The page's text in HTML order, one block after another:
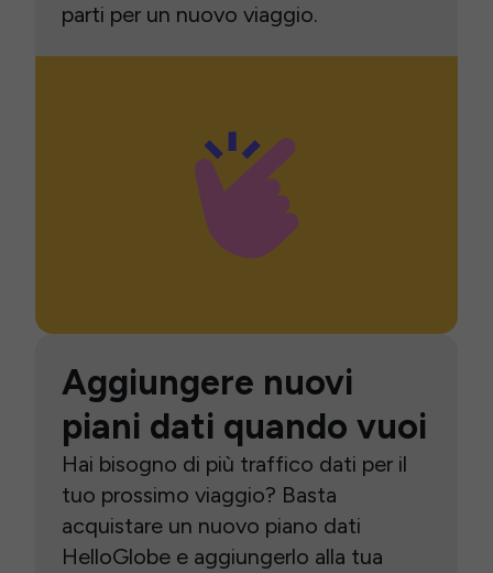
parti per un nuovo viaggio.
Aggiungere nuovi
piani dati quando vuoi
Hai bisogno di più traffico dati per il
tuo prossimo viaggio? Basta
acquistare un nuovo piano dati
HelloGlobe e aggiungerlo alla tua